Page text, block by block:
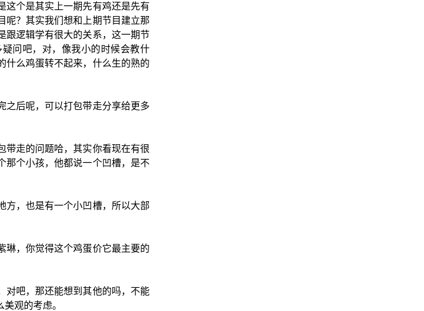
这个是其实上一期先有鸡还是先有
呢？其实我们想和上期节目建立那
跟逻辑学有很大的关系，这一期节
问吧，对，像我小的时候会教什
什么鸡蛋转不起来，什么生的熟的
之后呢，可以打包带走分享给更多
带走的问题哈，其实你看现在有很
那个小孩，他都说一个凹槽，是不
方，也是有一个小凹槽，所以大部
琳，你觉得这个鸡蛋价它最主要的
对吧，那还能想到其他的吗，不能
观的考虑。